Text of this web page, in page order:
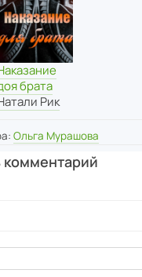
брата
Рик
Ольга Мурашова
комментарий